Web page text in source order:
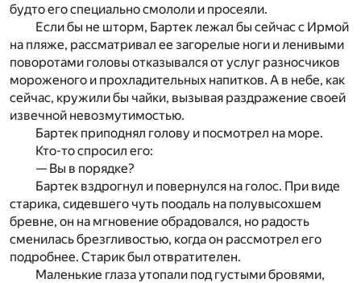
будто его специально смололи и просеяли.
Если бы не шторм, Бартек лежал бы сейчас с Ирмой
на пляже, рассматривал ее загорелые ноги и ленивыми
поворотами головы отказывался от услуг разносчиков
мороженого и прохладительных напитков. А в небе, как
сейчас, кружили бы чайки, вызывая раздражение своей
извечной невозмутимостью.
Бартек приподнял голову и посмотрел на море.
Кто-то спросил его:
— Вы в порядке?
Бартек вздрогнул и повернулся на голос. При виде
старика, сидевшего чуть поодаль на полувысохшем
бревне, он на мгновение обрадовался, но радость
сменилась брезгливостью, когда он рассмотрел его
подробнее. Старик был отвратителен.
Маленькие глаза утопали под густыми бровями,